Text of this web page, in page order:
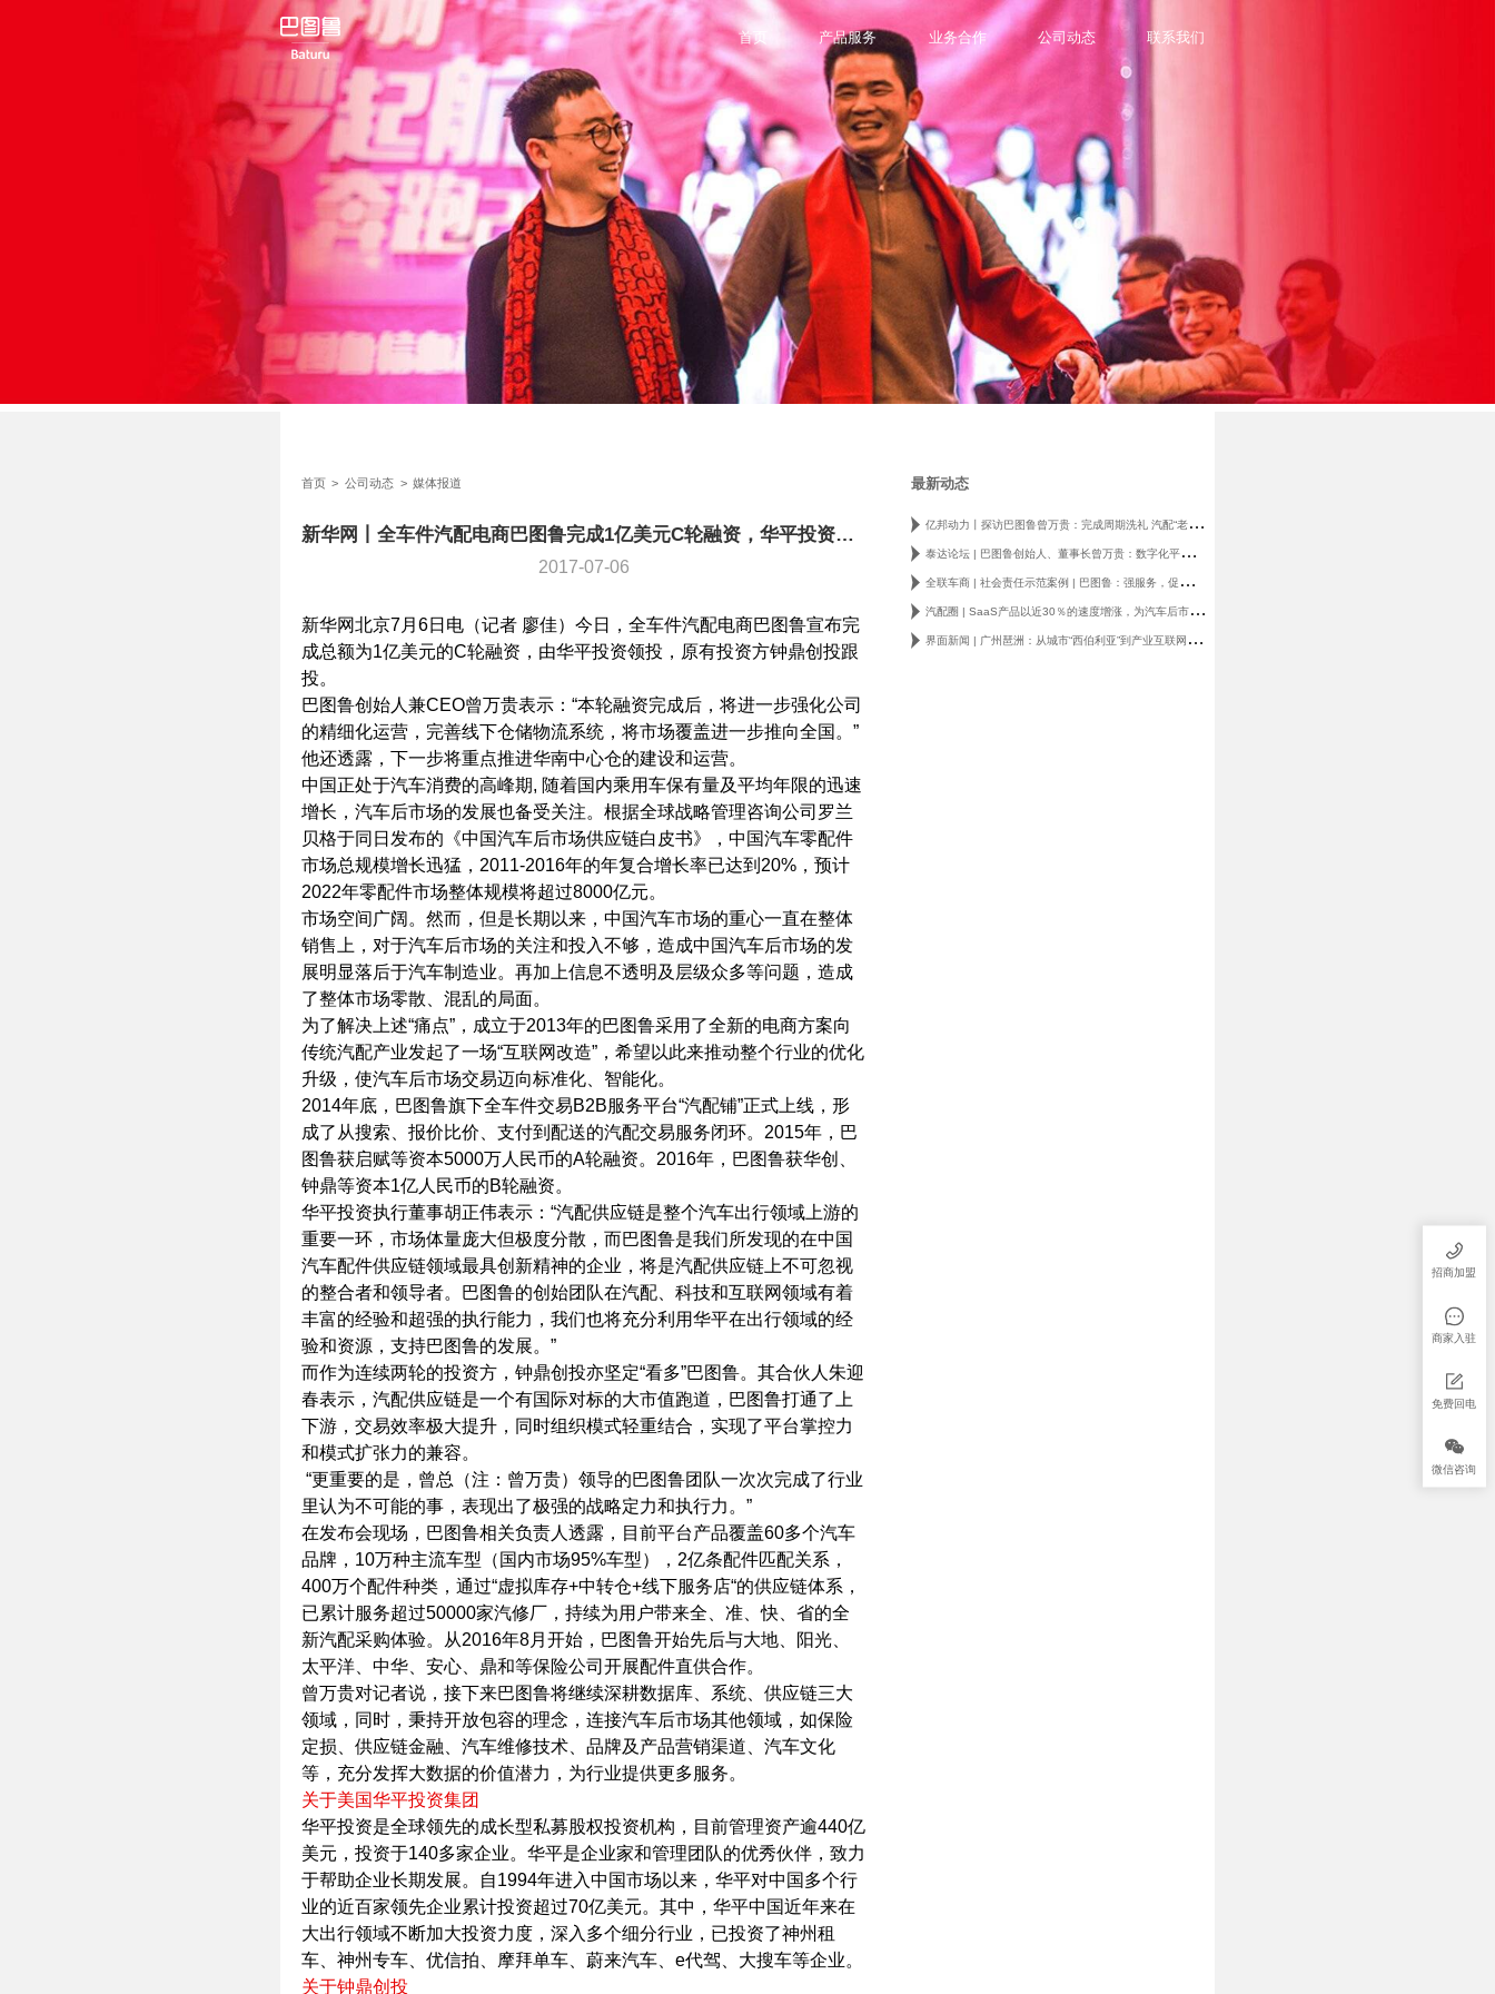
首页 产品服务 业务合作 公司动态 联系我们
招商加盟
商家入驻
免费回电
微信咨询
首页 > 公司动态 > 媒体报道
新华网丨全车件汽配电商巴图鲁完成1亿美元C轮融资，华平投资领投
2017-07-06
新华网北京7月6日电（记者 廖佳）今日，全车件汽配电商巴图鲁宣布完
成总额为1亿美元的C轮融资，由华平投资领投，原有投资方钟鼎创投跟
投。
巴图鲁创始人兼CEO曾万贵表示：“本轮融资完成后，将进一步强化公司
的精细化运营，完善线下仓储物流系统，将市场覆盖进一步推向全国。”
他还透露，下一步将重点推进华南中心仓的建设和运营。
中国正处于汽车消费的高峰期, 随着国内乘用车保有量及平均年限的迅速
增长，汽车后市场的发展也备受关注。根据全球战略管理咨询公司罗兰
贝格于同日发布的《中国汽车后市场供应链白皮书》，中国汽车零配件
市场总规模增长迅猛，2011-2016年的年复合增长率已达到20%，预计
2022年零配件市场整体规模将超过8000亿元。
市场空间广阔。然而，但是长期以来，中国汽车市场的重心一直在整体
销售上，对于汽车后市场的关注和投入不够，造成中国汽车后市场的发
展明显落后于汽车制造业。再加上信息不透明及层级众多等问题，造成
了整体市场零散、混乱的局面。
为了解决上述“痛点”，成立于2013年的巴图鲁采用了全新的电商方案向
传统汽配产业发起了一场“互联网改造”，希望以此来推动整个行业的优化
升级，使汽车后市场交易迈向标准化、智能化。
2014年底，巴图鲁旗下全车件交易B2B服务平台“汽配铺”正式上线，形
成了从搜索、报价比价、支付到配送的汽配交易服务闭环。2015年，巴
图鲁获启赋等资本5000万人民币的A轮融资。2016年，巴图鲁获华创、
钟鼎等资本1亿人民币的B轮融资。
华平投资执行董事胡正伟表示：“汽配供应链是整个汽车出行领域上游的
重要一环，市场体量庞大但极度分散，而巴图鲁是我们所发现的在中国
汽车配件供应链领域最具创新精神的企业，将是汽配供应链上不可忽视
的整合者和领导者。巴图鲁的创始团队在汽配、科技和互联网领域有着
丰富的经验和超强的执行能力，我们也将充分利用华平在出行领域的经
验和资源，支持巴图鲁的发展。”
而作为连续两轮的投资方，钟鼎创投亦坚定“看多”巴图鲁。其合伙人朱迎
春表示，汽配供应链是一个有国际对标的大市值跑道，巴图鲁打通了上
下游，交易效率极大提升，同时组织模式轻重结合，实现了平台掌控力
和模式扩张力的兼容。
“更重要的是，曾总（注：曾万贵）领导的巴图鲁团队一次次完成了行业
里认为不可能的事，表现出了极强的战略定力和执行力。”
在发布会现场，巴图鲁相关负责人透露，目前平台产品覆盖60多个汽车
品牌，10万种主流车型（国内市场95%车型），2亿条配件匹配关系，
400万个配件种类，通过“虚拟库存+中转仓+线下服务店“的供应链体系，
已累计服务超过50000家汽修厂，持续为用户带来全、准、快、省的全
新汽配采购体验。从2016年8月开始，巴图鲁开始先后与大地、阳光、
太平洋、中华、安心、鼎和等保险公司开展配件直供合作。
曾万贵对记者说，接下来巴图鲁将继续深耕数据库、系统、供应链三大
领域，同时，秉持开放包容的理念，连接汽车后市场其他领域，如保险
定损、供应链金融、汽车维修技术、品牌及产品营销渠道、汽车文化
等，充分发挥大数据的价值潜力，为行业提供更多服务。
关于美国华平投资集团
华平投资是全球领先的成长型私募股权投资机构，目前管理资产逾440亿
美元，投资于140多家企业。华平是企业家和管理团队的优秀伙伴，致力
于帮助企业长期发展。自1994年进入中国市场以来，华平对中国多个行
业的近百家领先企业累计投资超过70亿美元。其中，华平中国近年来在
大出行领域不断加大投资力度，深入多个细分行业，已投资了神州租
车、神州专车、优信拍、摩拜单车、蔚来汽车、e代驾、大搜车等企业。
关于钟鼎创投
最新动态
亿
邦动力丨探访巴图鲁曾万贵：完成周期洗礼 汽配“老法师”找到数智化采购新节奏
泰
达论坛 | 巴图鲁创始人、董事长曾万贵：数字化平台赋能汽车拆解与后市场配件流通
全
联车商 | 社会责任示范案例 | 巴图鲁：强服务，促就业，重管理
汽
配圈 | SaaS产品以近30％的速度增涨，为汽车后市场领域提供哪些服务？
界
面新闻 | 广州琶洲：从城市“西伯利亚”到产业互联网高地